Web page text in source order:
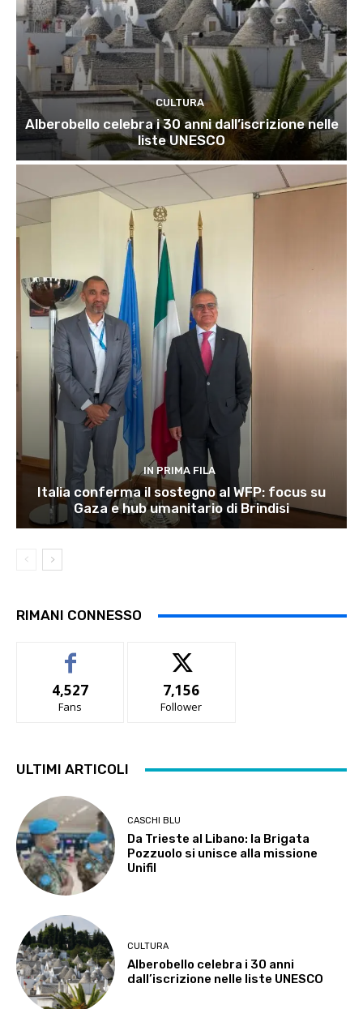
CULTURA
Alberobello celebra i 30 anni dall’iscrizione nelle
liste UNESCO
IN PRIMA FILA
Italia conferma il sostegno al WFP: focus su
Gaza e hub umanitario di Brindisi
RIMANI CONNESSO
4,527
Fans
7,156
Follower
ULTIMI ARTICOLI
CASCHI BLU
Da Trieste al Libano: la Brigata
Pozzuolo si unisce alla missione
Unifil
CULTURA
Alberobello celebra i 30 anni
dall’iscrizione nelle liste UNESCO